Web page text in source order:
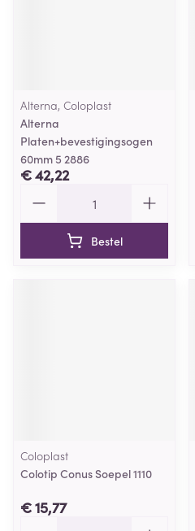
Alterna, Coloplast
Alterna
Platen+bevestigingsogen
60mm 5 2886
€ 42,22
Bestel
Coloplast
Colotip Conus Soepel 1110
€ 15,77